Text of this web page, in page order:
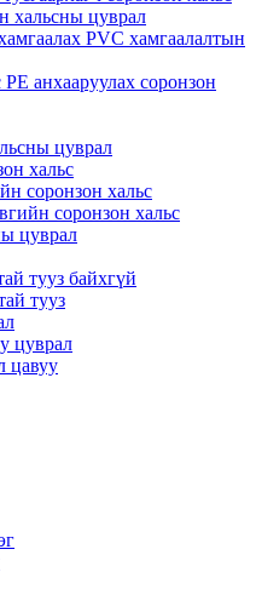
хальсны цуврал
PVC хамгаалалтын
анхааруулах соронзон
цуврал
хальс
соронзон хальс
соронзон хальс
цуврал
тууз байхгүй
тууз
цуврал
цавуу